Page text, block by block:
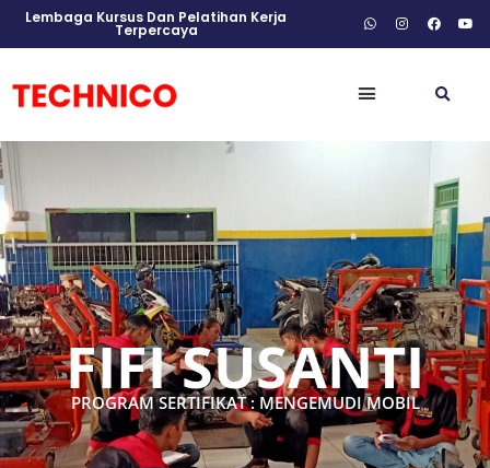
Lembaga Kursus Dan Pelatihan Kerja
Terpercaya
FIFI SUSANTI
PROGRAM SERTIFIKAT : MENGEMUDI MOBIL